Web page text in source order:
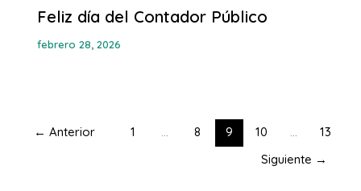
Feliz día del Contador Público
febrero 28, 2026
← Anterior 1 8 9 10
13
Siguiente →